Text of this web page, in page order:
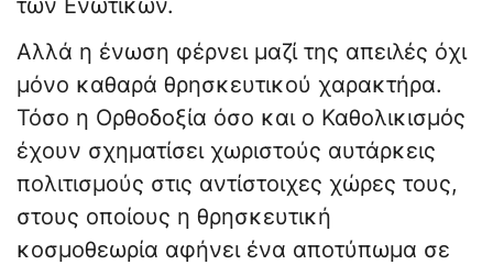
των Ενωτικών.
Αλλά η ένωση φέρνει μαζί της απειλές όχι
μόνο καθαρά θρησκευτικού χαρακτήρα.
Τόσο η Ορθοδοξία όσο και ο Καθολικισμός
έχουν σχηματίσει χωριστούς αυτάρκεις
πολιτισμούς στις αντίστοιχες χώρες τους,
στους οποίους η θρησκευτική
κοσμοθεωρία αφήνει ένα αποτύπωμα σε